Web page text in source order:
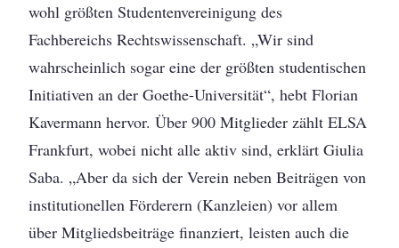
wohl größten Studentenvereinigung des
Fachbereichs Rechtswissenschaft. „Wir sind
wahrscheinlich sogar eine der größten studentischen
Initiativen an der Goethe-Universität“, hebt Florian
Kavermann hervor. Über 900 Mitglieder zählt ELSA
Frankfurt, wobei nicht alle aktiv sind, erklärt Giulia
Saba. „Aber da sich der Verein neben Beiträgen von
institutionellen Förderern (Kanzleien) vor allem
über Mitgliedsbeiträge finanziert, leisten auch die